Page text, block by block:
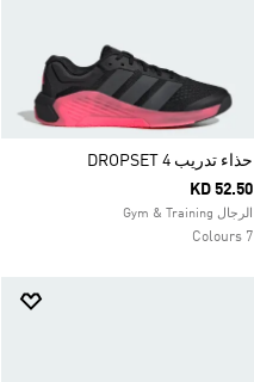
حذاء تدريب DROPSET 4
KD 52.50
الرجال Gym & Training
7 Colours